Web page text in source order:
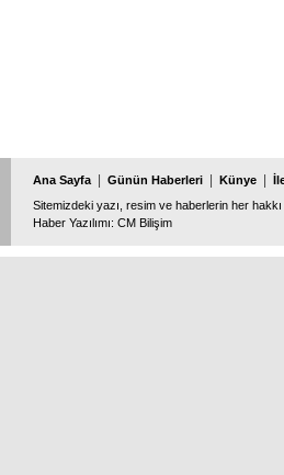
Ana Sayfa Günün Haberleri Künye
Sitemizdeki yazı, resim ve haberlerin her
Haber Yazılımı: CM Bilişim